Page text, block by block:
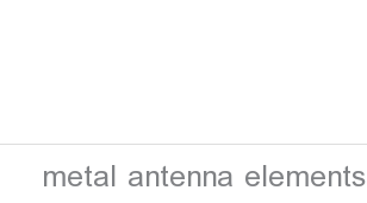
metal antenna elements